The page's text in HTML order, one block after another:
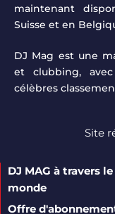
maintenant
Suisse et en
DJ Mag est une
et clubbing,
célèbres
Site
DJ MAG à travers le
monde
Offre